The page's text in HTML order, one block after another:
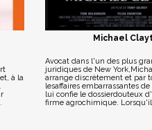
à la
Michael
Avocat dans l'un des plus
juridiques de New
arrange discrètement et par
lesaffaires embarrassantes
lui confie le dossierdouteux
firme agrochimique. Lorsqu'il